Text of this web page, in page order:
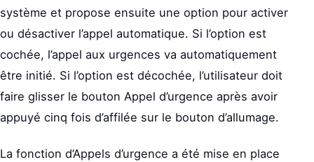
système et propose ensuite une option pour activer
ou désactiver l’appel automatique. Si l’option est
cochée, l’appel aux urgences va automatiquement
être initié. Si l’option est décochée, l’utilisateur doit
faire glisser le bouton Appel d’urgence après avoir
appuyé cinq fois d’affilée sur le bouton d’allumage.
La fonction d’Appels d’urgence a été mise en place